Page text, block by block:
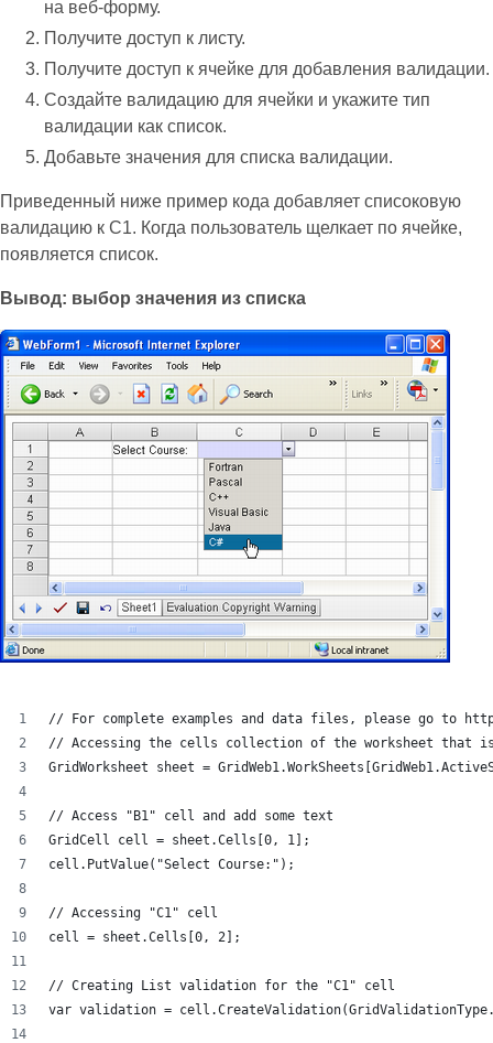
на веб-форму.
Получите доступ к листу.
Получите доступ к ячейке для добавления валидации.
Создайте валидацию для ячейки и укажите тип
валидации как список.
Добавьте значения для списка валидации.
Приведенный ниже пример кода добавляет списоковую
валидацию к C1. Когда пользователь щелкает по ячейке,
появляется список.
Вывод: выбор значения из списка
// For complete examples and data files, please go to
// Accessing the cells collection of the worksheet that
GridWorksheet sheet =
// Access "B1" cell and add some text
GridCell cell = sheet.Cells[0, 1];
cell.PutValue("Select Course:");
// Accessing "C1" cell
cell = sheet.Cells[0, 2];
// Creating List validation for the "C1" cell
var validation =